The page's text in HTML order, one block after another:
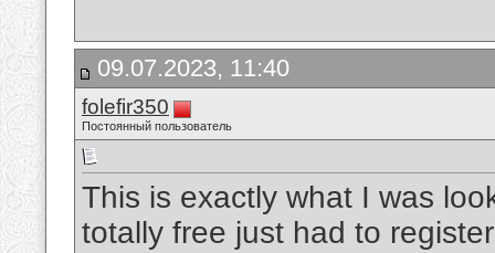
09.07.2023, 11:40
folefir350
Постоянный пользователь
This is exactly what I was
totally free just had to